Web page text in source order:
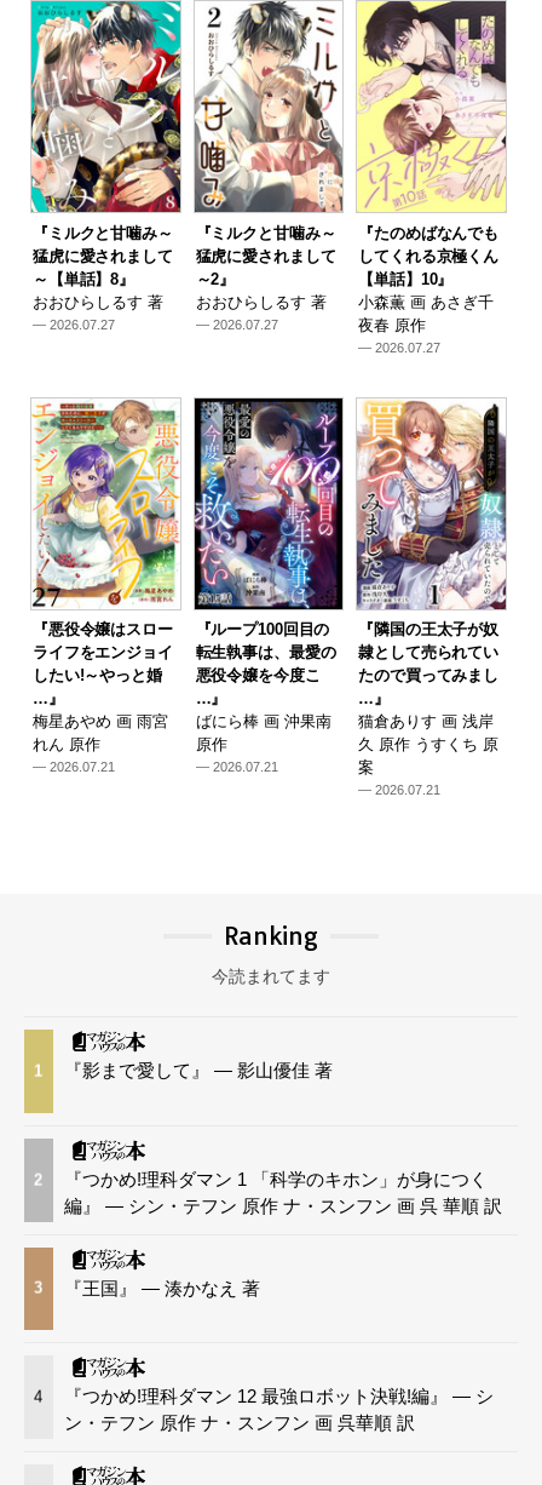
『ミルクと甘噛み～
猛虎に愛されまして
～【単話】8』
おおひらしるす 著
— 2026.07.27
『ミルクと甘噛み～
猛虎に愛されまして
～2』
おおひらしるす 著
— 2026.07.27
『たのめばなんでも
してくれる京極くん
【単話】10』
小森薫 画 あさぎ千
夜春 原作
— 2026.07.27
『悪役令嬢はスロー
ライフをエンジョイ
したい!～やっと婚
…』
梅星あやめ 画 雨宮
れん 原作
— 2026.07.21
『ループ100回目の
転生執事は、最愛の
悪役令嬢を今度こ
…』
ばにら棒 画 沖果南
原作
— 2026.07.21
『隣国の王太子が奴
隷として売られてい
たので買ってみまし
…』
猫倉ありす 画 浅岸
久 原作 うすくち 原
案
— 2026.07.21
Ranking
今読まれてます
1 『影まで愛して』 — 影山優佳 著
2
『つかめ!理科ダマン 1 「科学のキホン」が身につく
編』 — シン・テフン 原作 ナ・スンフン 画 呉 華順 訳
3 『王国』 — 湊かなえ 著
4
『つかめ!理科ダマン 12 最強ロボット決戦!編』 — シ
ン・テフン 原作 ナ・スンフン 画 呉華順 訳